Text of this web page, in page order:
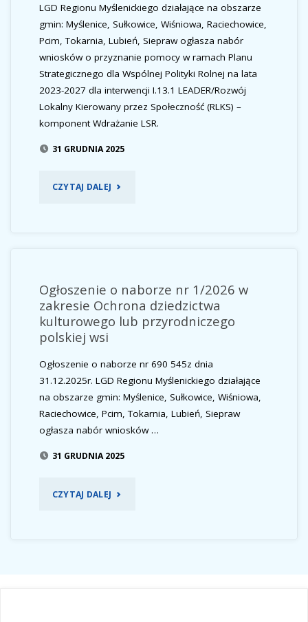
PRZEDSIĘBIORCZOŚCI
POPRZEZ
PODEJMOWANIE
POZAROLNICZEJ
DZIAŁALNOŚCI
GOSPODARCZEJ-
START
LGD Regionu Myślenickiego działające na obszarze
gmin: Myślenice, Sułkowice, Wiśniowa, Raciechowice,
Pcim, Tokarnia, Lubień, Siepraw ogłasza nabór
wniosków o przyznanie pomocy w ramach Planu
Strategicznego dla Wspólnej Polityki Rolnej na lata
2023-2027 dla interwencji I.13.1 LEADER/Rozwój
Lokalny Kierowany przez Społeczność (RLKS) –
komponent Wdrażanie LSR.
31 GRUDNIA 2025
CZYTAJ DALEJ "OGŁOSZENIE
2/2026
W
ROZWÓJ
PRZEDSIĘBIORCZOŚCI
POPRZEZ
ROZWIJANIE
Ogłoszenie o naborze nr 1/2026 w
zakresie Ochrona dziedzictwa
kulturowego lub przyrodniczego
polskiej wsi
Ogłoszenie o naborze nr 690 545z dnia
31.12.2025r. LGD Regionu Myślenickiego działające
na obszarze gmin: Myślenice, Sułkowice, Wiśniowa,
Raciechowice, Pcim, Tokarnia, Lubień, Siepraw
ogłasza nabór wniosków …
31 GRUDNIA 2025
CZYTAJ DALEJ "OGŁOSZENIE